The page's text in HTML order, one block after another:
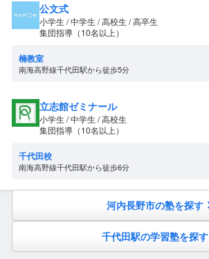
公文式
小学生 / 中学生 / 高校生 / 高卒生
集団指導（10名以上）
楠教室
南海高野線千代田駅から徒歩5分
立志館ゼミナール
小学生 / 中学生 / 高校生
集団指導（10名以上）
千代田校
南海高野線千代田駅から徒歩6分
河内長野市の塾を探す
千代田駅の学習塾を探す